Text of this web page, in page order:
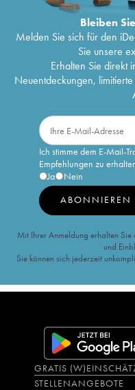
Bleiben
Melden Sie sich für den
Sie unsere
Erhalten Sie direkt
Neuentdeckungen,
Ich stimme dem E-Mail-
Empfehlungen zu
Ja
Nein
ABONNIEREN
Mit Ihrer Anmeldung erhalten
und
Sie können sich jederzeit
GRATIS
STELLENANGEBOTE